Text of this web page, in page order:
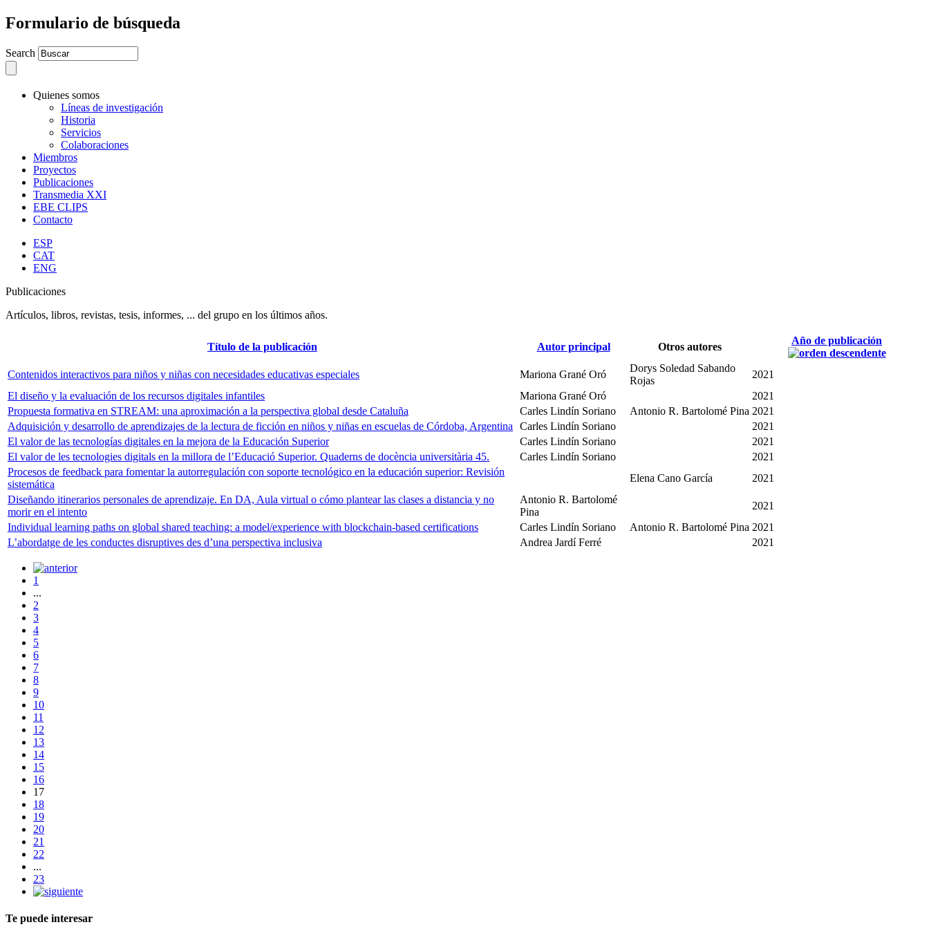
Formulario de búsqueda
Search
Quienes somos
Líneas de investigación
Historia
Servicios
Colaboraciones
Miembros
Proyectos
Publicaciones
Transmedia XXI
EBE CLIPS
Contacto
ESP
CAT
ENG
Publicaciones
Artículos, libros, revistas, tesis, informes, ... del grupo en los últimos años.
Título de la publicación Autor principal Otros autores
Año de publicación
Contenidos interactivos para niños y niñas con necesidades educativas especiales Mariona Grané Oró
Dorys Soledad Sabando
Rojas
2021
El diseño y la evaluación de los recursos digitales infantiles
Mariona Grané Oró
2021
Propuesta formativa en STREAM: una aproximación a la perspectiva global desde Cataluña
Carles Lindín Soriano Antonio R. Bartolomé Pina 2021
Adquisición y desarrollo de aprendizajes de la lectura de ficción en niños y niñas en escuelas de Córdoba, Argentina
Carles Lindín Soriano
2021
El valor de las tecnologías digitales en la mejora de la Educación Superior
Carles Lindín Soriano
2021
El valor de les tecnologies digitals en la millora de l’Educació Superior. Quaderns de docència universitària 45.
Carles Lindín Soriano
2021
Procesos de feedback para fomentar la autorregulación con soporte tecnológico en la educación superior: Revisión
sistemática
Elena Cano García
2021
Diseñando itinerarios personales de aprendizaje. En DA, Aula virtual o cómo plantear las clases a distancia y no
morir en el intento
Antonio R. Bartolomé
Pina
2021
Individual learning paths on global shared teaching: a model/experience with blockchain-based certifications
Carles Lindín Soriano Antonio R. Bartolomé Pina 2021
L’abordatge de les conductes disruptives des d’una perspectiva inclusiva
Andrea Jardí Ferré 2021
1
...
2
3
4
5
6
7
8
9
10
11
12
13
14
15
16
17
18
19
20
21
22
...
23
Te puede interesar